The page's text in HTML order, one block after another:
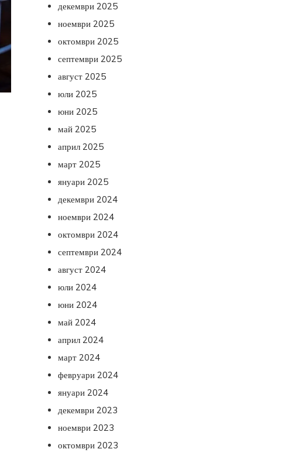
декември 2025
ноември 2025
октомври 2025
септември 2025
август 2025
юли 2025
юни 2025
май 2025
април 2025
март 2025
януари 2025
декември 2024
ноември 2024
октомври 2024
септември 2024
август 2024
юли 2024
юни 2024
май 2024
април 2024
март 2024
февруари 2024
януари 2024
декември 2023
ноември 2023
октомври 2023